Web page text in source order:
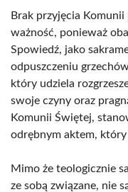
Brak przyjęcia
ważność, ponieważ
Spowiedź, jako
odpuszczeniu
który udziela
swoje czyny oraz
Komunii Świętej,
odrębnym aktem, który
Mimo że teologicznie
ze sobą związane, nie